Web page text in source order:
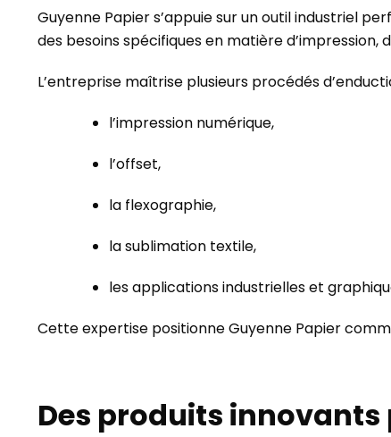
Guyenne Papier s’appuie sur un outil industriel
des besoins spécifiques en matière
L’entreprise maîtrise plusieurs procédés
l’impression numérique,
l’offset,
la flexographie,
la sublimation textile,
les applications industrielles et
Cette expertise positionne Guyenne Papier
Des produits